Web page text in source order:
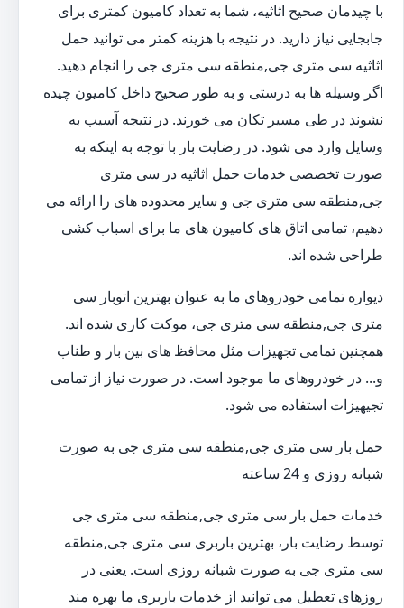
با چیدمان صحیح اثاثیه، شما به تعداد کامیون کمتری برای
جابجایی نیاز دارید. در نتیجه با هزینه کمتر می توانید حمل
اثاثیه سی متری جی,منطقه سی متری جی را انجام دهید.
اگر وسیله ها به درستی و به طور صحیح داخل کامیون چیده
نشوند در طی مسیر تکان می خورند. در نتیجه آسیب به
وسایل وارد می شود. در رضایت بار با توجه به اینکه به
صورت تخصصی خدمات حمل اثاثیه در سی متری
جی,منطقه سی متری جی و سایر محدوده های را ارائه می
دهیم، تمامی اتاق های کامیون های ما برای اسباب کشی
طراحی شده اند.
دیواره تمامی خودروهای ما به عنوان بهترین اتوبار سی
متری جی,منطقه سی متری جی، موکت کاری شده اند.
همچنین تمامی تجهیزات مثل محافظ های بین بار و طناب
و... در خودروهای ما موجود است. در صورت نیاز از تمامی
تجیهیزات استفاده می شود.
حمل بار سی متری جی,منطقه سی متری جی به صورت
شبانه روزی و 24 ساعته
خدمات حمل بار سی متری جی,منطقه سی متری جی
توسط رضایت بار، بهترین باربری سی متری جی,منطقه
سی متری جی به صورت شبانه روزی است. یعنی در
روزهای تعطیل می توانید از خدمات باربری ما بهره مند